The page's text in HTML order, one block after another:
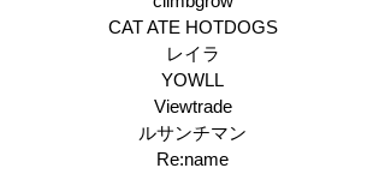
CAT ATE HOTDOGS
レイラ
YOWLL
Viewtrade
ルサンチマン
Re:name